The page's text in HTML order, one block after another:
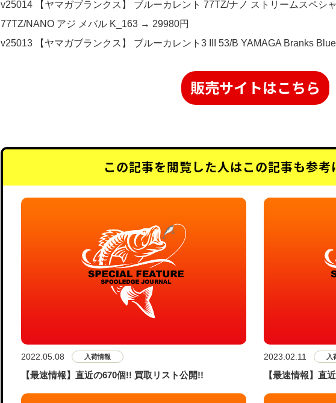
v25014 【ヤマガブランクス】 ブルーカレント 77TZ/ナノ ストリームスペシ
77TZ/NANO アジ メバル K_163 → 29980円
v25013 【ヤマガブランクス】 ブルーカレント3 III 53/B YAMAGA Branks
販売サイトはこちら
この記事を閲覧した人はこの記事も参考
2022.05.08 入荷情報
【最速情報】直近の670個!! 買取リスト公開!!
2023.02.11 入
【最速情報】直